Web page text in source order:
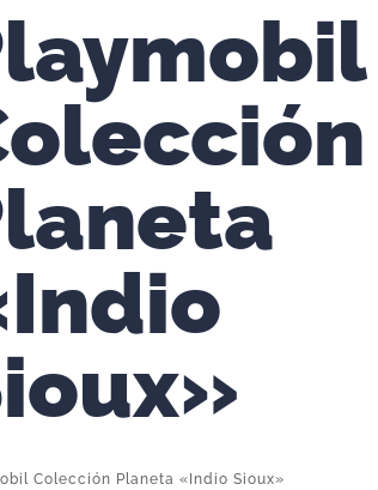
Colección Planeta «Indio Sioux»